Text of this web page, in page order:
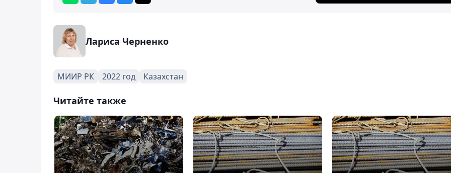
Лариса Черненко
МИИР РК 2022 год Казахстан
Читайте также